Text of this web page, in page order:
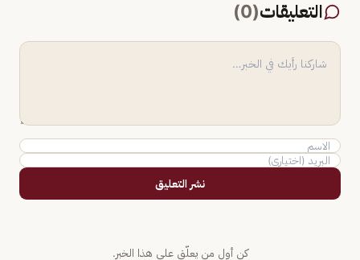
التعليقات(
0
)
نشر التعليق
كن أول من يعلّق على هذا الخبر.